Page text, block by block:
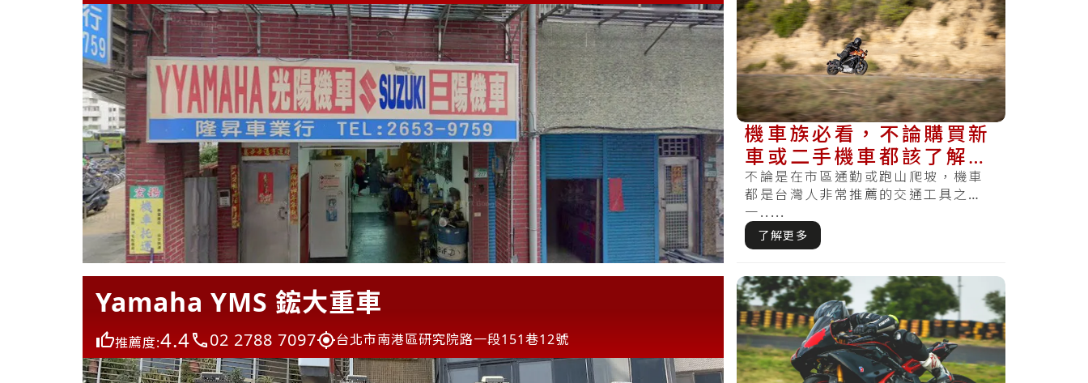
Yamaha YMS 鋐大重車
推薦度:4.4 02 2788 7097 台北市南港區研究院路一段151巷12號
機車族必看，不論購買新
車或二手機車都該了解的
六大選擇關鍵
不論是在市區通勤或跑山爬坡，機車
都是台灣人非常推薦的交通工具之
一.....
了解更多